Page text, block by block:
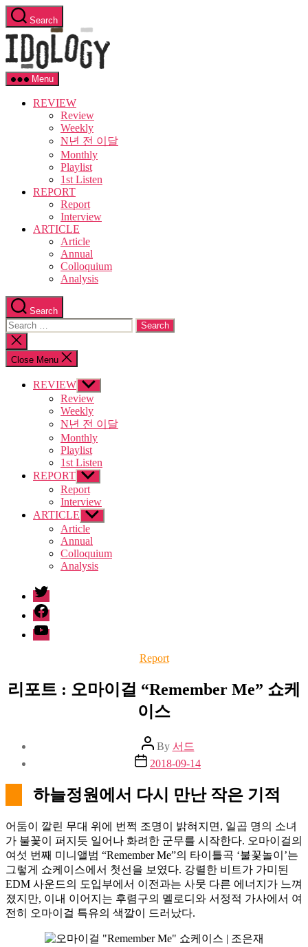
Skip
to
the
content
Search
Menu
REVIEW
Review
Weekly
N년 전 이달
Monthly
Playlist
1st Listen
REPORT
Report
Interview
ARTICLE
Article
Annual
Colloquium
Analysis
Search
Search
for:
Close
search
Close Menu
REVIEW Show
sub
menu
Review
Weekly
N년 전 이달
Monthly
Playlist
1st Listen
REPORT Show
sub
menu
Report
Interview
ARTICLE Show
sub
menu
Article
Annual
Colloquium
Analysis
twitter
facebook
Youtube
Categories
Report
리포트 : 오마이걸 “Remember Me” 쇼케
이스
Post
author
By 서드
Post
date
2018-09-14
하늘정원에서 다시 만난 작은 기적
어둠이 깔린 무대 위에 번쩍 조명이 밝혀지면, 일곱 명의 소녀
가 불꽃이 퍼지듯 일어나 화려한 군무를 시작한다. 오마이걸의
여섯 번째 미니앨범 “Remember Me”의 타이틀곡 ‘불꽃놀이’는
그렇게 쇼케이스에서 첫선을 보였다. 강렬한 비트가 가미된
EDM 사운드의 도입부에서 이전과는 사뭇 다른 에너지가 느껴
졌지만, 이내 이어지는 후렴구의 멜로디와 서정적 가사에서 여
전히 오마이걸 특유의 색깔이 드러났다.